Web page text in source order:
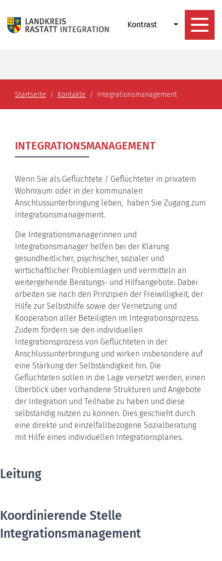
Kontrast
Startseite Kontakte Integrationsmanagement
INTEGRATIONSMANAGEMENT
Wenn Sie als Geflüchtete / Geflüchteter in privatem
Wohnraum oder in der kommunalen
Anschlussunterbringung leben, haben Sie Zugang zum
Integrationsmanagement.
Die Integrationsmanagerinnen und
Integrationsmanager helfen bei der Klärung
gesundheitlicher, psychischer, sozialer und
wirtschaftlicher Problemlagen und vermitteln an
weitergehende Beratungs- und Hilfsangebote. Dabei
arbeiten sie nach den Prinzipien der Freiwilligkeit, der
Hilfe zur Selbsthilfe sowie der Vernetzung und
Kooperation aller Beteiligten im Integrationsprozess.
Zudem fördern sie den individuellen
Integrationsprozess von Geflüchteten in der
Anschlussunterbringung und wirken insbesondere auf
eine Stärkung der Selbständigkeit hin. Die
Geflüchteten sollen in die Lage versetzt werden, einen
Überblick über vorhandene Strukturen und Angebote
der Integration und Teilhabe zu haben und diese
selbständig nutzen zu können. Dies geschieht durch
eine direkte und einzelfallbezogene Sozialberatung
mit Hilfe eines individuellen Integrationsplanes.
Leitung
Koordinierende Stelle
Integrationsmanagement